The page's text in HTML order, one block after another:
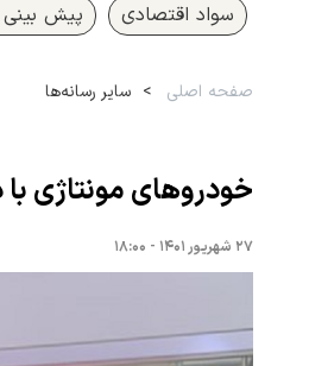
سواد اقتصادی پیش
صفحه اصلی سایر رسانه‌ها
خودروهای مونتاژی
۲۷ شهریور ۱۴۰۱ - ۱۸:۰۰